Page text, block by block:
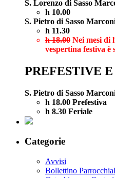
S. Lorenzo di Sasso
h 10.00
S. Pietro di Sasso
h 11.30
h 18.00 Nei mesi di
vespertina festiva è
PREFESTIVE
S. Pietro di Sasso
h 18.00 Prefestiva
h 8.30 Feriale
Categorie
Avvisi
Bollettino